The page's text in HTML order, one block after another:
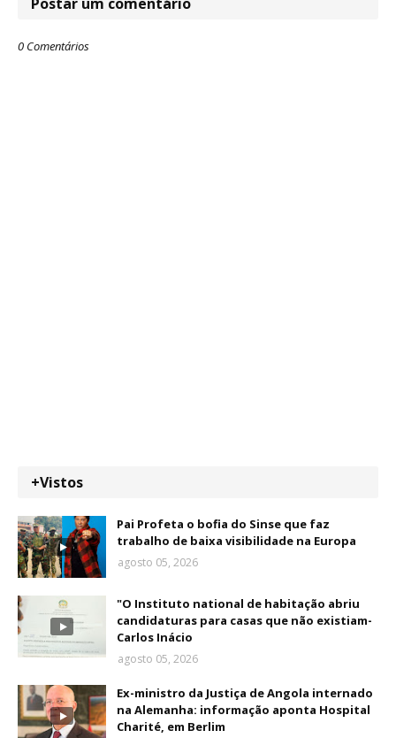
0 Comentários
+Vistos
Pai Profeta o bofia do Sinse que faz
trabalho de baixa visibilidade na Europa
agosto 05, 2026
"O Instituto national de habitação abriu
candidaturas para casas que não existiam-
Carlos Inácio
agosto 05, 2026
Ex-ministro da Justiça de Angola internado
na Alemanha: informação aponta Hospital
Charité, em Berlim